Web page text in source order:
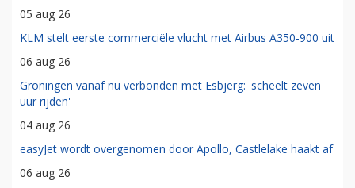
05 aug 26
KLM stelt eerste commerciële vlucht met Airbus A350-900 uit
06 aug 26
Groningen vanaf nu verbonden met Esbjerg: 'scheelt zeven
uur rijden'
04 aug 26
easyJet wordt overgenomen door Apollo, Castlelake haakt af
06 aug 26